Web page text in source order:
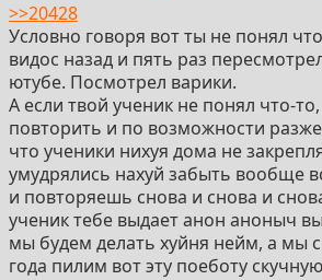
>>20428
Условно говоря вот ты не понял
видос назад и пять раз
ютубе. Посмотрел варики.
А если твой ученик не понял что-
повторить и по возможности
что ученики нихуя дома не
умудрялись нахуй забыть вообще
и повторяешь снова и снова и
ученик тебе выдает анон аноныч
мы будем делать хуйня нейм, а мы
года пилим вот эту поеботу